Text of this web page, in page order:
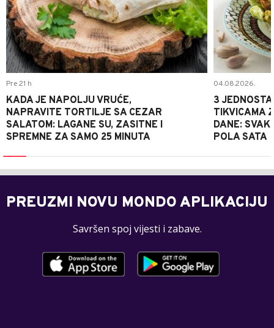
Pre 21 h
KADA JE NAPOLJU VRUĆE,
NAPRAVITE TORTILJE SA CEZAR
SALATOM: LAGANE SU, ZASITNE I
SPREMNE ZA SAMO 25 MINUTA
04.08.2026.
3
TIKVICAMA
DANE:
POLA SATA
PREUZMI NOVU MONDO APLIKACIJU
Savršen spoj vijesti i zabave.